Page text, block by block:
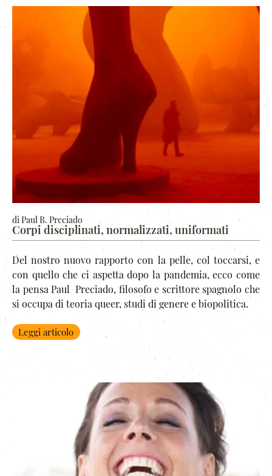
di Paul B. Preciado
Corpi disciplinati, normalizzati, uniformati
Del nostro nuovo rapporto con la pelle, col toccarsi, e
con quello che ci aspetta dopo la pandemia, ecco come
la pensa Paul Preciado, filosofo e scrittore spagnolo che
si occupa di teoria queer, studi di genere e biopolitica.
Leggi articolo